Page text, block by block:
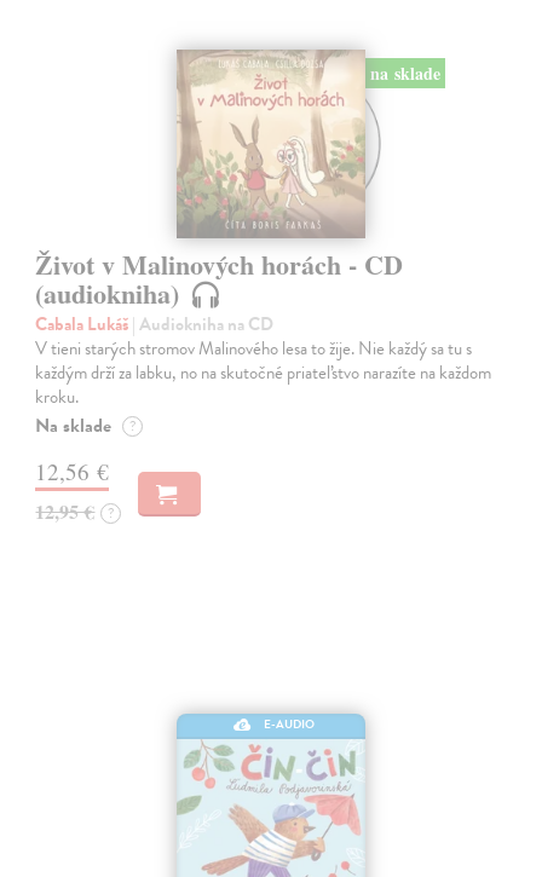
na sklade
Život v Malinových horách - CD
(audiokniha)
Cabala Lukáš| Audiokniha na CD
V tieni starých stromov Malinového lesa to žije. Nie každý sa tu s
každým drží za labku, no na skutočné priateľstvo narazíte na každom
kroku.
Na sklade ?
12,56 €
12,95 € ?
E-AUDIO